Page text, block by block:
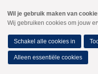
naar
Spring
de
inhoud
Spring
naar
Wil je gebruik maken van
Wij gebruiken cookies om jouw
Schakel alle cookies in
Alleen essentiële cookies